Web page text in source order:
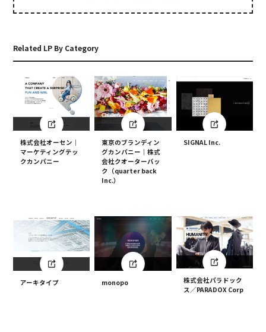
Related LP By Category
株式会社オーセン｜
マーケティングテッ
クカンパニー
東京のブランディン
グカンパニー｜株式
会社クオーターバッ
ク（quarter back
Inc.）
SIGNAL Inc.
アーキタイプ monopo
株式会社パラドック
ス／PARADOX Corp